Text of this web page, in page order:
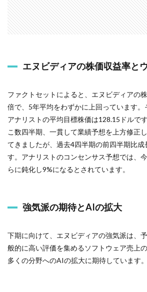
エヌビディアの株価収益率と
ファクトセットによると、エヌビディアの
倍で、5年平均をわずかに上回っています
アナリストの平均目標株価は128.15ドルで
こ数四半期、一貫して業績予想を上方修正
てきましたが、過去4四半期の前四半期比成
す。アナリストのコンセンサス予想では、
らに鈍化し9%になるとされています。
強気派の期待とAIの拡大
下期に向けて、エヌビディアの強気派は、
般的に高い評価を集めるソフトウェア売上
多くの分野へのAIの拡大に期待しています。